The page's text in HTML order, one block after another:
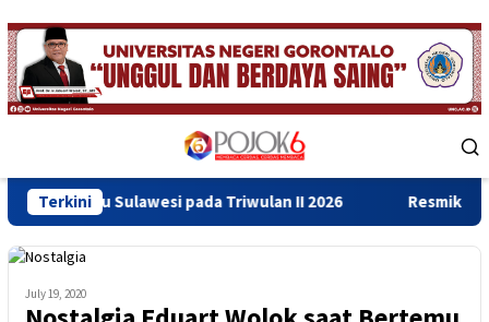
Skip
to
content
Menu
Terkini
Sulawesi pada Triwulan II 2026 Resmikan Gedung
July 19, 2020